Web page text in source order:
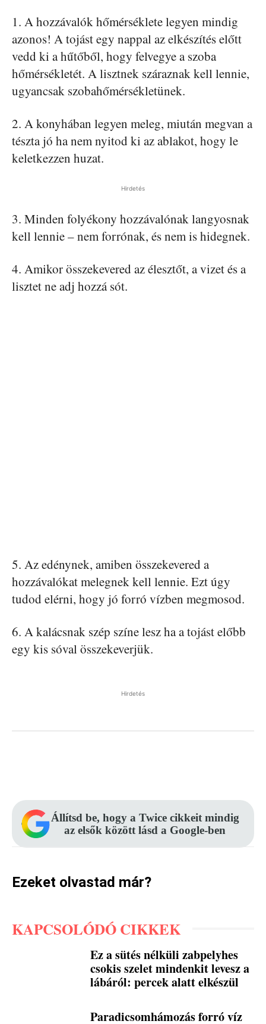
1. A hozzávalók hőmérséklete legyen mindig
azonos! A tojást egy nappal az elkészítés előtt
vedd ki a hűtőből, hogy felvegye a szoba
hőmérsékletét. A lisztnek száraznak kell lennie,
ugyancsak szobahőmérsékletünek.
2. A konyhában legyen meleg, miután megvan a
tészta jó ha nem nyitod ki az ablakot, hogy le
keletkezzen huzat.
Hirdetés
3. Minden folyékony hozzávalónak langyosnak
kell lennie – nem forrónak, és nem is hidegnek.
4. Amikor összekevered az élesztőt, a vizet és a
lisztet ne adj hozzá sót.
5. Az edénynek, amiben összekevered a
hozzávalókat melegnek kell lennie. Ezt úgy
tudod elérni, hogy jó forró vízben megmosod.
6. A kalácsnak szép színe lesz ha a tojást előbb
egy kis sóval összekeverjük.
Hirdetés
Állítsd be, hogy a Twice cikkeit mindig
az elsők között lásd a Google-ben
Ezeket olvastad már?
KAPCSOLÓDÓ CIKKEK
Ez a sütés nélküli zabpelyhes
csokis szelet mindenkit levesz a
lábáról: percek alatt elkészül
Paradicsomhámozás forró víz